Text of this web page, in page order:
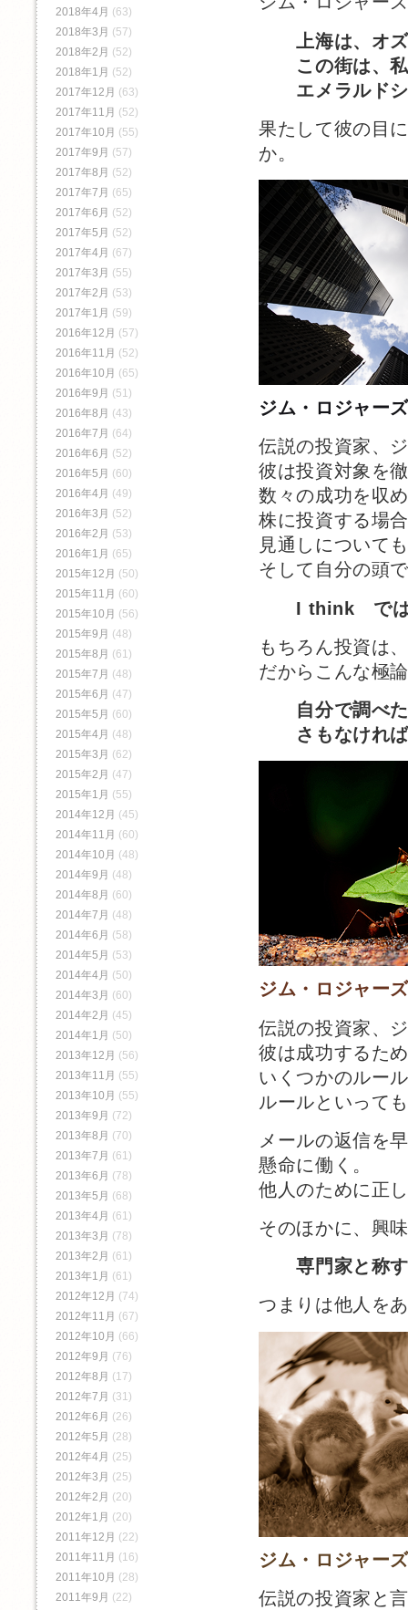
上海は、オ
この街は、私
エメラルドシ
果たして彼の目
か。
ジム・ロジャー
伝説の投資家、
彼は投資対象を
数々の成功を収
株に投資する場
見通しについて
そして自分の頭
I think で
もちろん投資は
だからこんな極
自分で調べ
さもなければ
ジム・ロジャー
伝説の投資家、
彼は成功するた
いくつかのルー
ルールといって
メールの返信を
懸命に働く。
他人のために正
そのほかに、興
専門家と称
つまりは他人を
ジム・ロジャー
伝説の投資家と
2018年4月 (63)
2018年3月 (57)
2018年2月 (52)
2018年1月 (52)
2017年12月 (63)
2017年11月 (52)
2017年10月 (55)
2017年9月 (57)
2017年8月 (52)
2017年7月 (65)
2017年6月 (52)
2017年5月 (52)
2017年4月 (67)
2017年3月 (55)
2017年2月 (53)
2017年1月 (59)
2016年12月 (57)
2016年11月 (52)
2016年10月 (65)
2016年9月 (51)
2016年8月 (43)
2016年7月 (64)
2016年6月 (52)
2016年5月 (60)
2016年4月 (49)
2016年3月 (52)
2016年2月 (53)
2016年1月 (65)
2015年12月 (50)
2015年11月 (60)
2015年10月 (56)
2015年9月 (48)
2015年8月 (61)
2015年7月 (48)
2015年6月 (47)
2015年5月 (60)
2015年4月 (48)
2015年3月 (62)
2015年2月 (47)
2015年1月 (55)
2014年12月 (45)
2014年11月 (60)
2014年10月 (48)
2014年9月 (48)
2014年8月 (60)
2014年7月 (48)
2014年6月 (58)
2014年5月 (53)
2014年4月 (50)
2014年3月 (60)
2014年2月 (45)
2014年1月 (50)
2013年12月 (56)
2013年11月 (55)
2013年10月 (55)
2013年9月 (72)
2013年8月 (70)
2013年7月 (61)
2013年6月 (78)
2013年5月 (68)
2013年4月 (61)
2013年3月 (78)
2013年2月 (61)
2013年1月 (61)
2012年12月 (74)
2012年11月 (67)
2012年10月 (66)
2012年9月 (76)
2012年8月 (17)
2012年7月 (31)
2012年6月 (26)
2012年5月 (28)
2012年4月 (25)
2012年3月 (25)
2012年2月 (20)
2012年1月 (20)
2011年12月 (22)
2011年11月 (16)
2011年10月 (28)
2011年9月 (22)